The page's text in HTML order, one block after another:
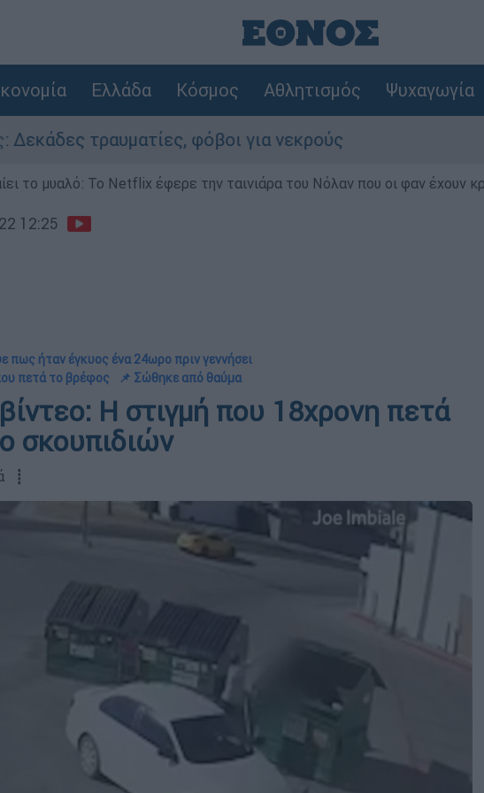
Ελλάδα Κόσμος Αθλητισμός Ψυχαγωγία
τραυματίες, φόβοι για νεκρούς
το μυαλό: Το Netflix έφερε την ταινιάρα του Νόλαν που οι φαν έχουν
12:25
πως ήταν έγκυος ένα 24ωρο πριν γεννήσει
πετά το βρέφος
📌 Σώθηκε από θαύμα
Η στιγμή που 18χρονη πετά
σκουπιδιών
┋